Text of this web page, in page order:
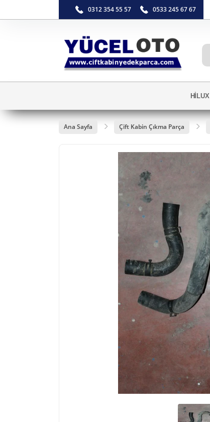
0312 354 55 57 0533 245 67 67
HİLUX
Ana Sayfa Çift Kabin Çıkma Parça